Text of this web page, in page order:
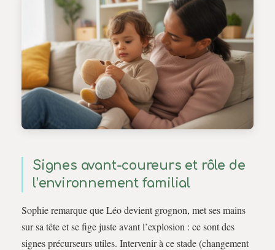
Signes avant-coureurs et rôle de
l’environnement familial
Sophie remarque que Léo devient grognon, met ses mains
sur sa tête et se fige juste avant l’explosion : ce sont des
signes précurseurs utiles. Intervenir à ce stade (changement